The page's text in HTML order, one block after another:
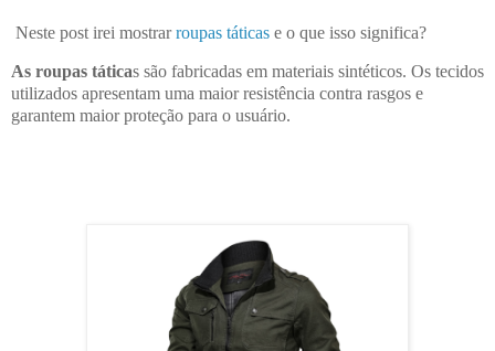
Neste post irei mostrarroupas táticas e o que isso significa?
As roupas táticas são fabricadas em materiais sintéticos. Os tecidos
utilizados apresentam uma maior resistência contra rasgos e
garantem maior proteção para o usuário.